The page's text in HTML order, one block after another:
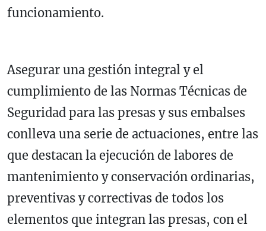
funcionamiento.
Asegurar una gestión integral y el
cumplimiento de las Normas Técnicas de
Seguridad para las presas y sus embalses
conlleva una serie de actuaciones, entre las
que destacan la ejecución de labores de
mantenimiento y conservación ordinarias,
preventivas y correctivas de todos los
elementos que integran las presas, con el